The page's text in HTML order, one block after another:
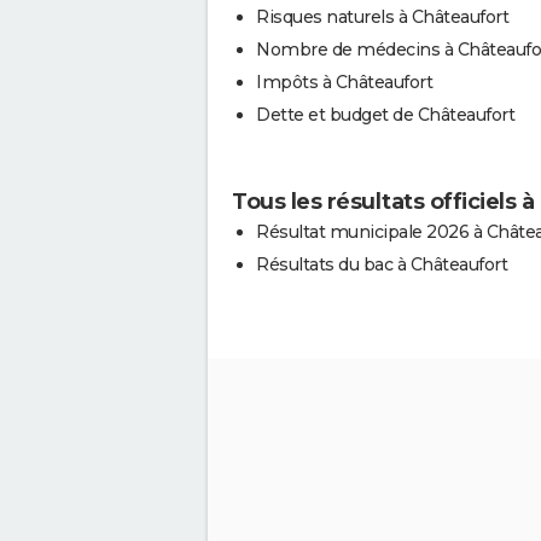
Risques naturels à Châteaufort
Nombre de médecins à
Impôts à Châteaufort
Dette et budget de Châteaufort
Tous les résultats officiels
Résultat municipale 2026 à
Résultats du bac à Châteaufort